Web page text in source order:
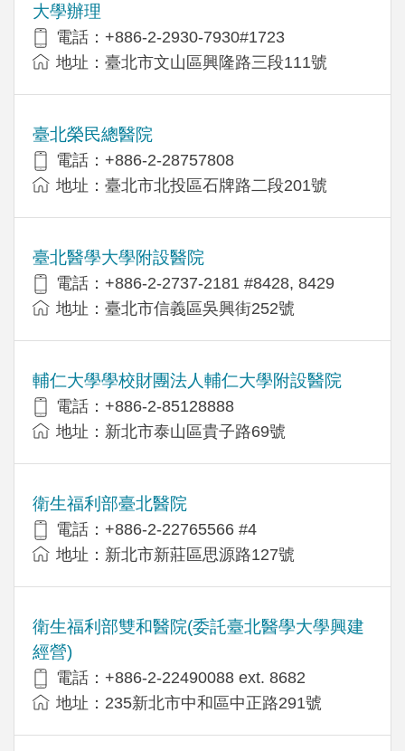
大學辦理
電話：+886-2-2930-7930#1723
地址：臺北市文山區興隆路三段111號
臺北榮民總醫院
電話：+886-2-28757808
地址：臺北市北投區石牌路二段201號
臺北醫學大學附設醫院
電話：+886-2-2737-2181 #8428, 8429
地址：臺北市信義區吳興街252號
輔仁大學學校財團法人輔仁大學附設醫院
電話：+886-2-85128888
地址：新北市泰山區貴子路69號
衛生福利部臺北醫院
電話：+886-2-22765566 #4
地址：新北市新莊區思源路127號
衛生福利部雙和醫院(委託臺北醫學大學興建
經營)
電話：+​886-2-22490088 ext. 8682
地址：​235新北市中和區中正路291號